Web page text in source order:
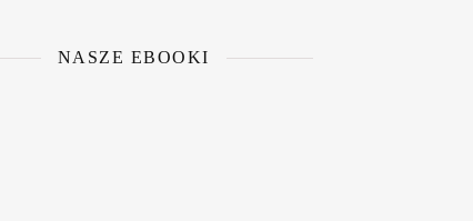
NASZE EBOOKI